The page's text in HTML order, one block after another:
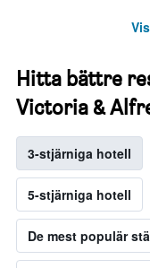
Hitta bättre
Victoria &
3-stjärniga hotell
5-stjärniga hotell
De mest populär